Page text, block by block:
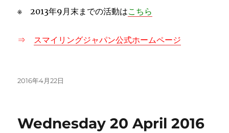
※ 2013年9月末までの活動はこちら
⇒ スマイリングジャパン公式ホームページ
投
2016年4月22日
Wednesday 20 April 2016